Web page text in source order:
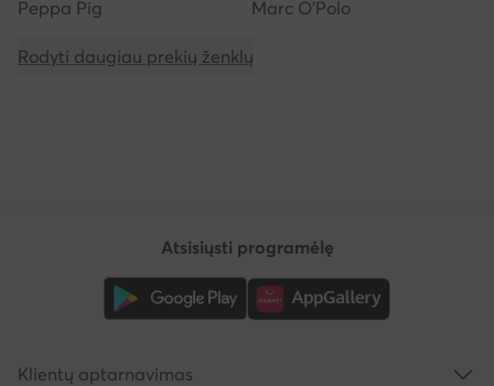
Peppa Pig Marc O'Polo
Rodyti daugiau prekių ženklų
Atsisiųsti programėlę
Klientų aptarnavimas